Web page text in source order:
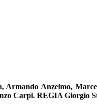
Armando Anzelmo,
Carpi. REGIA Giorgio